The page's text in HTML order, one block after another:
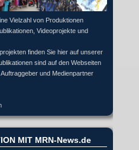
Vielzahl von Produktionen
Videoprojekte und
finden Sie hier auf unserer
sind auf den Webseiten
und Medienpartner
MIT MRN-News.de